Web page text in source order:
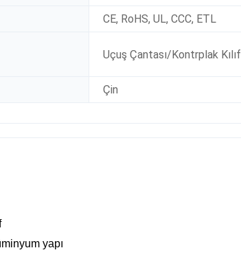
CE, RoHS, UL, CCC, ETL
Uçuş Çantası/Kontrplak Kılıf
Çin
yapı